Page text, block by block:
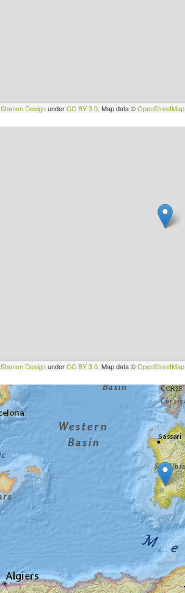
Stamen DesignunderCC BY 3.0. Map data ©OpenStreetMap
Stamen DesignunderCC BY 3.0. Map data ©OpenStreetMap